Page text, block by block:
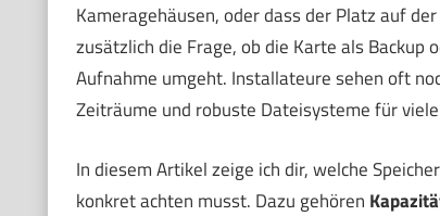
Kameragehäusen, oder dass der Platz auf
zusätzlich die Frage, ob die Karte als
Aufnahme umgeht. Installateure sehen oft
Zeiträume und robuste Dateisysteme für
In diesem Artikel zeige ich dir, welche
konkret achten musst. Dazu gehören